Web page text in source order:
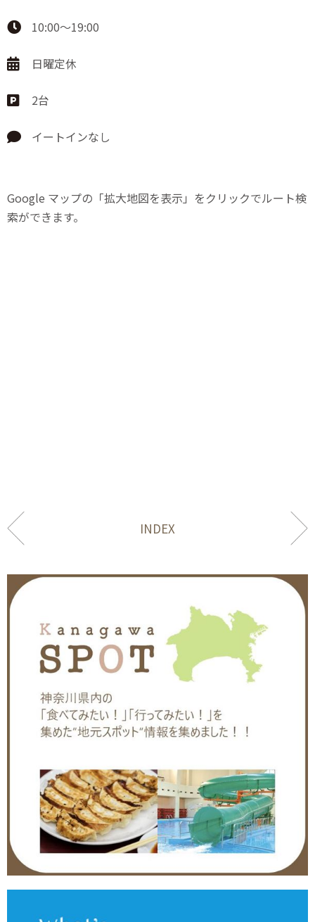
10:00〜19:00
日曜定休
2台
イートインなし
Google マップの「拡大地図を表示」をクリックでルート検
索ができます。
INDEX